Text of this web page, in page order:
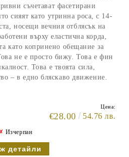
съчетават фасетирани
сияят като утринна роса, с 14-
носещи вечния отблясък на
върху еластична корда,
като копринено обещание за
не е просто бижу. Това е фин
Това е твоята сила,
– в едно бляскаво движение.
Цена:
€28.00 54.76 лв.
Изчерпан
детайли